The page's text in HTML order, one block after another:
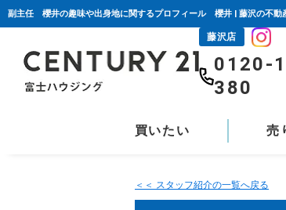
副主任 櫻井の趣味や出身地に関するプロフィール 櫻井 | 藤沢の不動
藤沢店
0120-
380
買いたい 売
＜＜ スタッフ紹介の一覧へ戻る